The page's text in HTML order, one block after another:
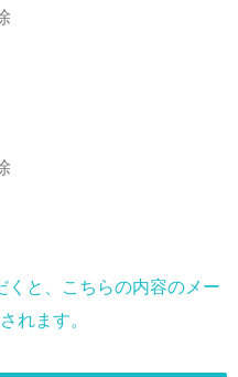
くと、こちらの内容のメー
れます。